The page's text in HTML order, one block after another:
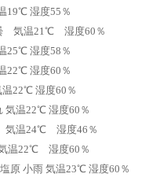
19℃ 湿度55％
気温21℃ 湿度60％
25℃ 湿度58％
22℃ 湿度60％
温22℃ 湿度60％
気温22℃ 湿度60％
気温24℃ 湿度46％
温22℃ 湿度60％
原 小雨 気温23℃ 湿度60％